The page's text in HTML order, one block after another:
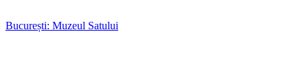
București: Muzeul Satului